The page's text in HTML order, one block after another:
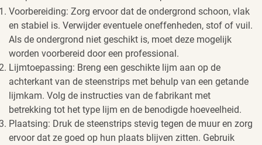
Voorbereiding: Zorg ervoor dat de ondergrond schoon, vlak
en stabiel is. Verwijder eventuele oneffenheden, stof of vuil.
Als de ondergrond niet geschikt is, moet deze mogelijk
worden voorbereid door een professional.
Lijmtoepassing: Breng een geschikte lijm aan op de
achterkant van de steenstrips met behulp van een getande
lijmkam. Volg de instructies van de fabrikant met
betrekking tot het type lijm en de benodigde hoeveelheid.
Plaatsing: Druk de steenstrips stevig tegen de muur en zorg
ervoor dat ze goed op hun plaats blijven zitten. Gebruik